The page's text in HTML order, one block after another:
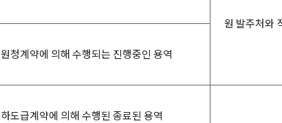
원 발주처와
원청계약에 의해 수행되는 진행중인 용역
하도급계약에 의해 수행된 종료된 용역